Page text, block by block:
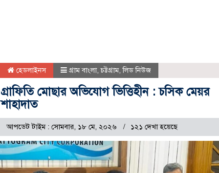
হেডলাইনস গ্রাম বাংলা,চট্টগ্রাম,লিড নিউজ
গ্রাফিতি মোছার অভিযোগ ভিত্তিহীন : চসিক মেয়র
শাহাদাত
আপডেট টাইম : সোমবার, ১৮ মে, ২০২৬ ১২১ দেখা হয়েছে